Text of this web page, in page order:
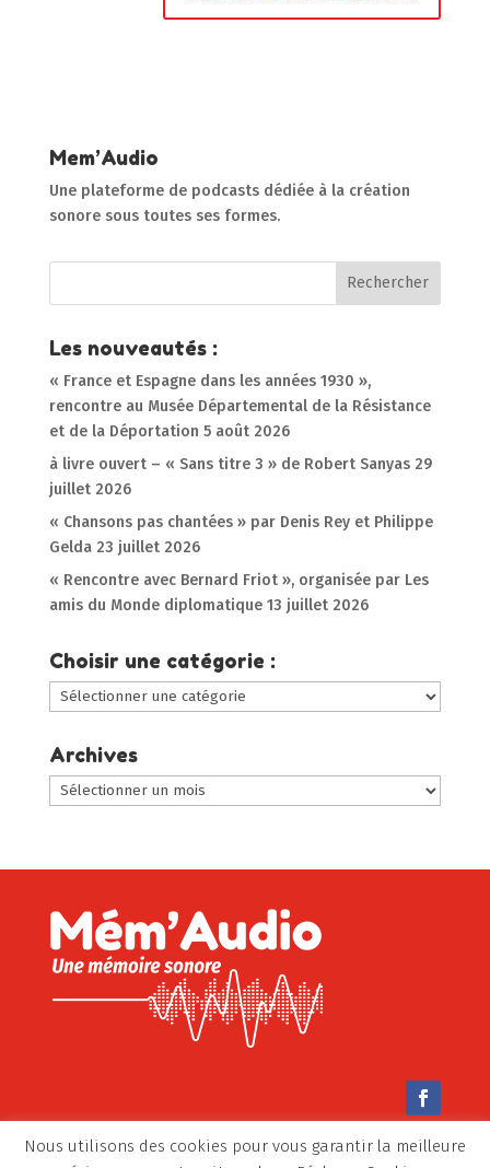
Mem’Audio
Une plateforme de podcasts dédiée à la création
sonore sous toutes ses formes.
Les nouveautés :
« France et Espagne dans les années 1930 »,
rencontre au Musée Départemental de la Résistance
et de la Déportation 5 août 2026
à livre ouvert – « Sans titre 3 » de Robert Sanyas 29
juillet 2026
« Chansons pas chantées » par Denis Rey et Philippe
Gelda 23 juillet 2026
« Rencontre avec Bernard Friot », organisée par Les
amis du Monde diplomatique 13 juillet 2026
Choisir une catégorie :
Choisir
une
catégorie
:
Archives
Archives
Nous utilisons des cookies pour vous garantir la meilleure